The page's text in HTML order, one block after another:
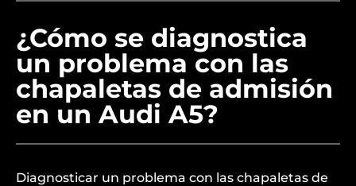
¿Cómo se diagnostica
un problema con las
chapaletas de admisión
en un Audi A5?
Diagnosticar un problema con las chapaletas de